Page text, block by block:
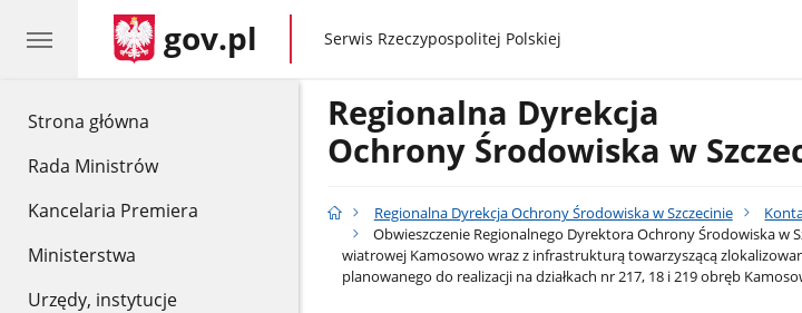
Strona główna
Rada Ministrów
Kancelaria Premiera
Ministerstwa
Urzędy, instytucje
gov.pl gov.pl
Serwis Rzeczypospolitej Polskiej
Regionalna Dyrekcja
Ochrony Środowiska w
Regionalna Dyrekcja Ochrony Środowiska w Szczecinie
Obwieszczenie Regionalnego Dyrektora Ochrony Środowiska w
wiatrowej Kamosowo wraz z infrastrukturą towarzyszącą
planowanego do realizacji na działkach nr 217, 18 i 219 obręb